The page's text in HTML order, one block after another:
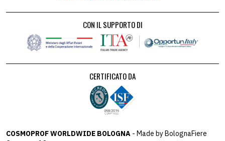
CON IL SUPPORTO DI
CERTIFICATO DA
COSMOPROF WORLDWIDE BOLOGNA - Made by BolognaFiere